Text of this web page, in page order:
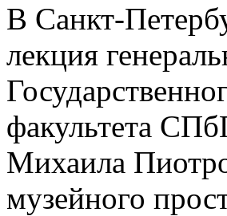
В Санкт-
лекция
факультета
Михаила
музейного